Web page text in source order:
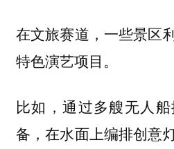
在文旅赛道，一些景区
特色演艺项目。
比如，通过多艘无人
备，在水面上编排创意